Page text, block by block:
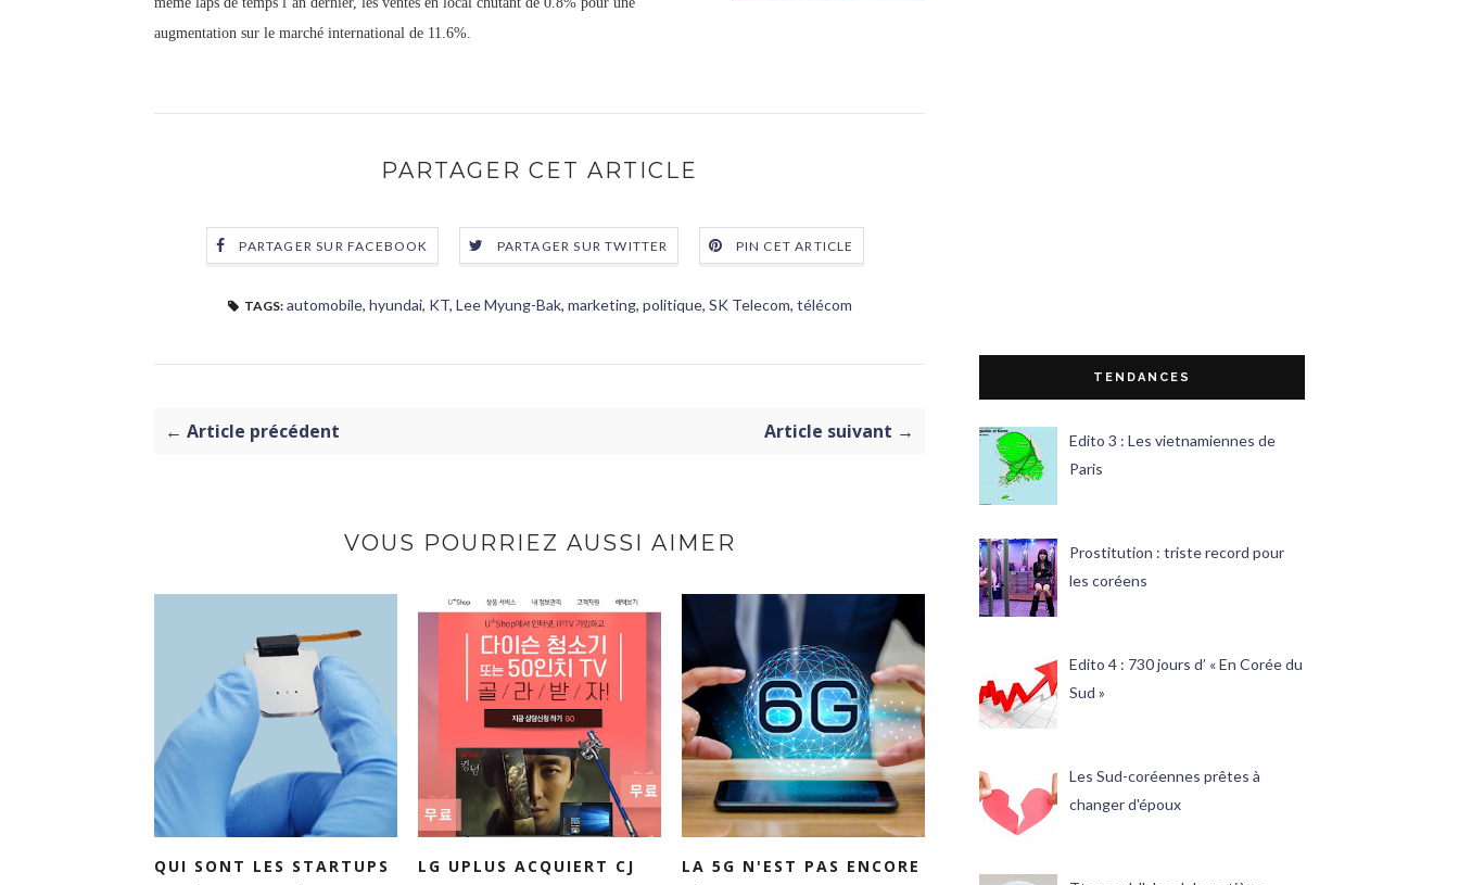
augmentation sur le marché international de 11.6%.
PARTAGER CET ARTICLE
PARTAGER SUR FACEBOOK PARTAGER SUR TWITTER PIN CET ARTICLE
TAGS: automobile, hyundai, KT, Lee Myung-Bak, marketing, politique, SK Telecom, télécom
← Article précédent Article suivant →
VOUS POURRIEZ AUSSI AIMER
QUI SONT LES STARTUPS
LG UPLUS ACQUIERT CJ
LA 5G N'EST PAS ENCORE
TENDANCES
Edito 3 : Les vietnamiennes de
Paris
Prostitution : triste record pour
les coréens
Edito 4 : 730 jours d’ « En Corée du
Sud »
Les Sud-coréennes prêtes à
changer d'époux